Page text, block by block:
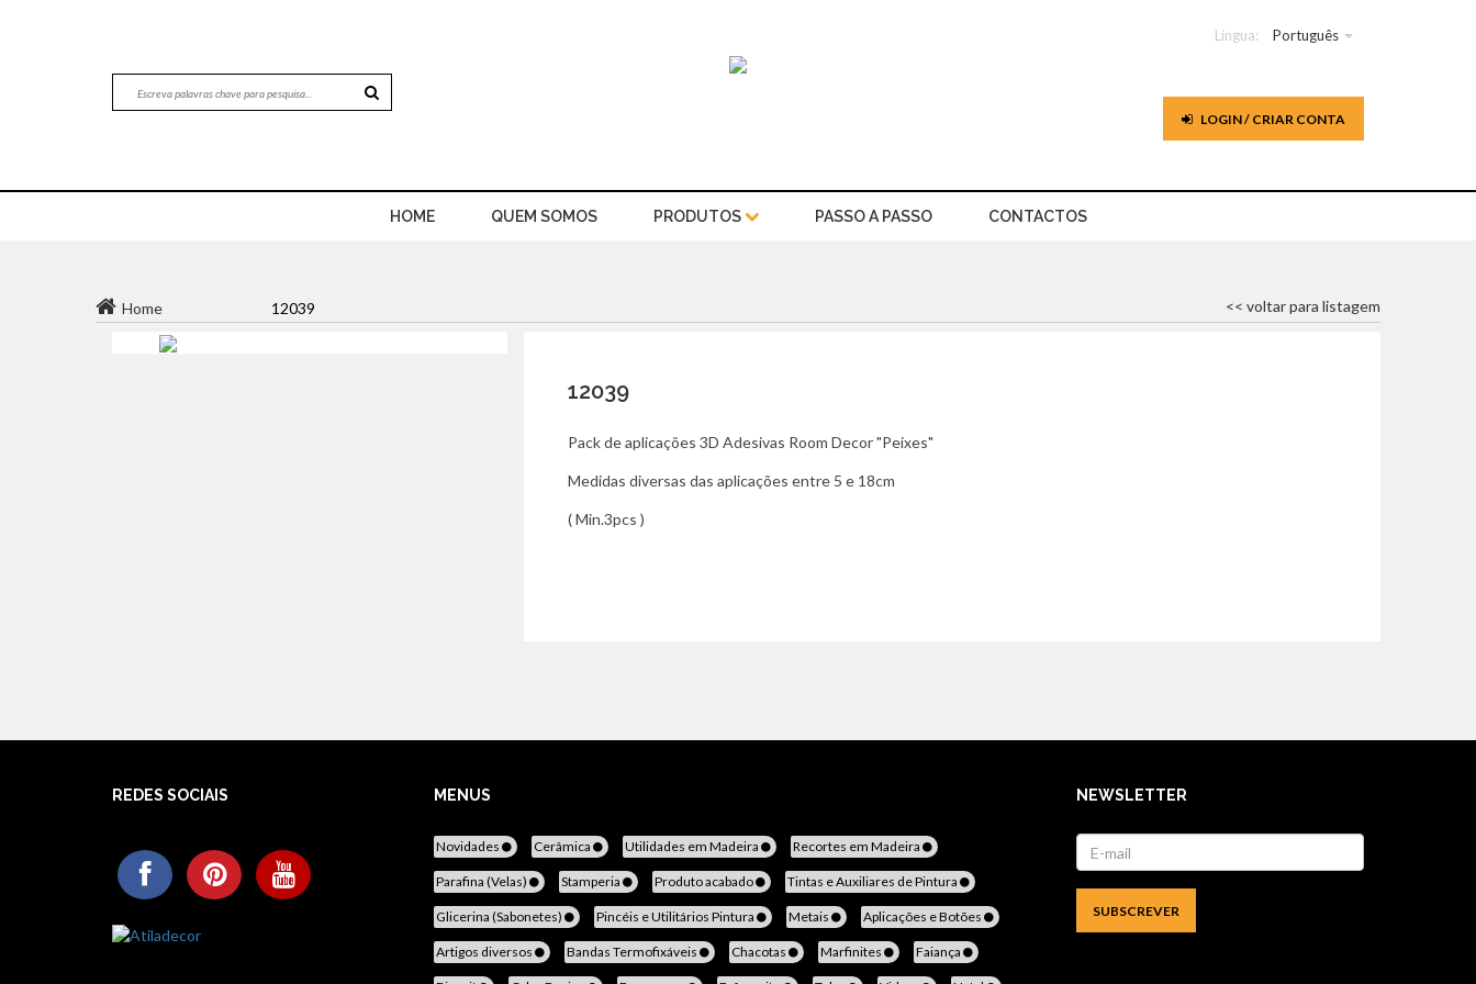
Língua: Português
LOGIN / CRIAR CONTA
HOME QUEM SOMOS PRODUTOS PASSO A PASSO CONTACTOS
Home 12039 << voltar para listagem
12039
Pack de aplicações 3D Adesivas Room Decor "Peixes"
Medidas diversas das aplicações entre 5 e 18cm
( Min.3pcs )
REDES SOCIAIS MENUS
Novidades Cerâmica Utilidades em Madeira Recortes em Madeira
Parafina (Velas) Stamperia Produto acabado Tintas e Auxiliares de Pintura
Glicerina (Sabonetes) Pincéis e Utilitários Pintura Metais Aplicações e Botões
Artigos diversos Bandas Termofixáveis Chacotas Marfinites Faiança
NEWSLETTER